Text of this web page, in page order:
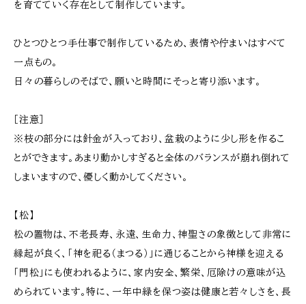
を育てていく存在として制作しています。
ひとつひとつ手仕事で制作しているため、表情や佇まいはすべて
一点もの。
日々の暮らしのそばで、願いと時間にそっと寄り添います。
［注意］
※枝の部分には針金が入っており、盆栽のように少し形を作るこ
とができます。あまり動かしすぎると全体のバランスが崩れ倒れて
しまいますので、優しく動かしてください。
【松】
松の置物は、不老長寿、永遠、生命力、神聖さの象徴として非常に
縁起が良く、「神を祀る（まつる）」に通じることから神様を迎える
「門松」にも使われるように、家内安全、繁栄、厄除けの意味が込
められています。特に、一年中緑を保つ姿は健康と若々しさを、長